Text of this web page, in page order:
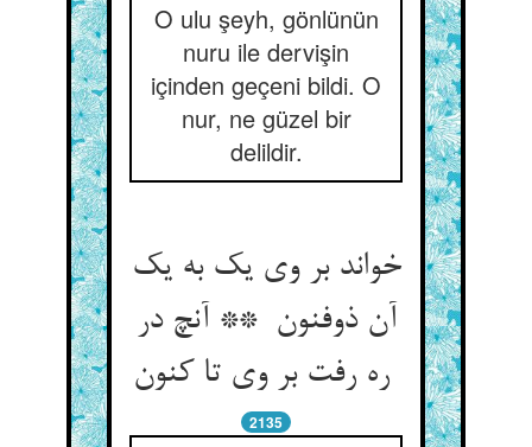
O ulu şeyh, gönlünün
nuru ile dervişin
içinden geçeni bildi. O
nur, ne güzel bir
delildir.
خواند بر وی یک به یک
آن ذوفنون ** آنچ در
2135